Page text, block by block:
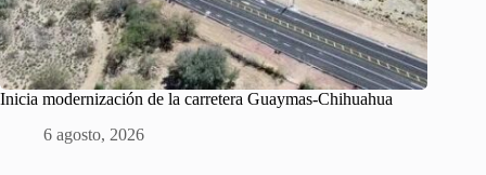
Inicia modernización de la carretera Guaymas-Chihuahua
6 agosto, 2026